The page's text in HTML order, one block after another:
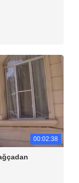
00:02:38